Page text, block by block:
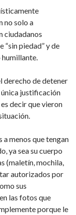
no solo a
ciudadanos
“sin piedad” y de
derecho de detener
justificación
decir que vieron
a menos que tengan
ya sea su cuerpo
(maletín, mochila,
autorizados por
sus
las fotos que
porque le